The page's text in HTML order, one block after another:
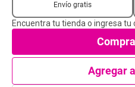
Envío gratis
Encuentra tu tienda o ingresa tu
Agregar